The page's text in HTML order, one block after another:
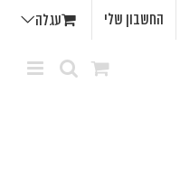
החשבון שלי עגלה